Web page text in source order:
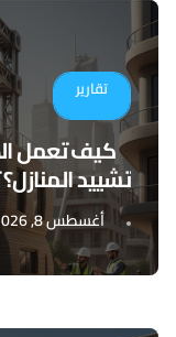
تقارير
كيف تعمل
تشييد
مستقبلية
أغسطس 8, 2026